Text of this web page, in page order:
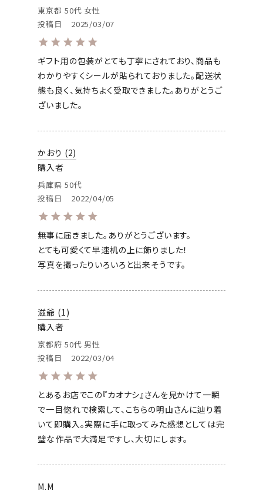
東京都 50代 女性
投稿日
2025/03/07
ギフト用の包装がとても丁寧にされており、商品も
わかりやすくシールが貼られておりました。配送状
態も良く、気持ちよく受取できました。ありがとうご
ざいました。
かおり
2
購入者
兵庫県 50代
投稿日
2022/04/05
無事に届きました。ありがとうございます。
とても可愛くて早速机の上に飾りました！
写真を撮ったりいろいろと出来そうです。
滋爺 1
購入者
京都府 50代 男性
投稿日
2022/03/04
とあるお店でこの『カオナシ』さんを見かけて一瞬
で一目惚れで検索して、こちらの明山さんに辿り着
いて即購入。実際に手に取ってみた感想としては完
璧な作品で大満足ですし、大切にします。
M.M